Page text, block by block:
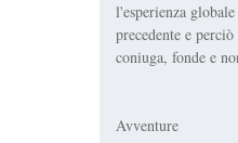
l'esperienza
precedente e
coniuga, fonde e
Avventure